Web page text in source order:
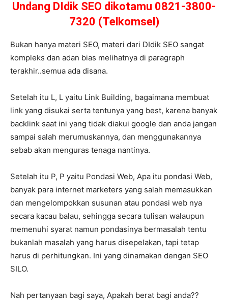
Undang DIdik SEO dikotamu 0821-3800-
7320 (Telkomsel)
Bukan hanya materi SEO, materi dari DIdik SEO sangat
kompleks dan adan bias melihatnya di paragraph
terakhir..semua ada disana.
Setelah itu L, L yaitu Link Building, bagaimana membuat
link yang disukai serta tentunya yang best, karena banyak
backlink saat ini yang tidak diakui google dan anda jangan
sampai salah merumuskannya, dan menggunakannya
sebab akan menguras tenaga nantinya.
Setelah itu P, P yaitu Pondasi Web, Apa itu pondasi Web,
banyak para internet marketers yang salah memasukkan
dan mengelompokkan susunan atau pondasi web nya
secara kacau balau, sehingga secara tulisan walaupun
memenuhi syarat namun pondasinya bermasalah tentu
bukanlah masalah yang harus disepelakan, tapi tetap
harus di perhitungkan. Ini yang dinamakan dengan SEO
SILO.
Nah pertanyaan bagi saya, Apakah berat bagi anda??